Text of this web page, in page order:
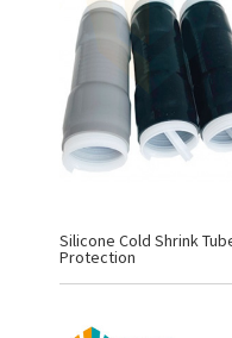
Silicone Cold Shrink
Protection